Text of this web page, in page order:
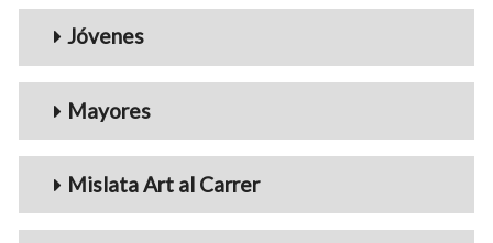
Jóvenes
Mayores
Mislata Art al Carrer